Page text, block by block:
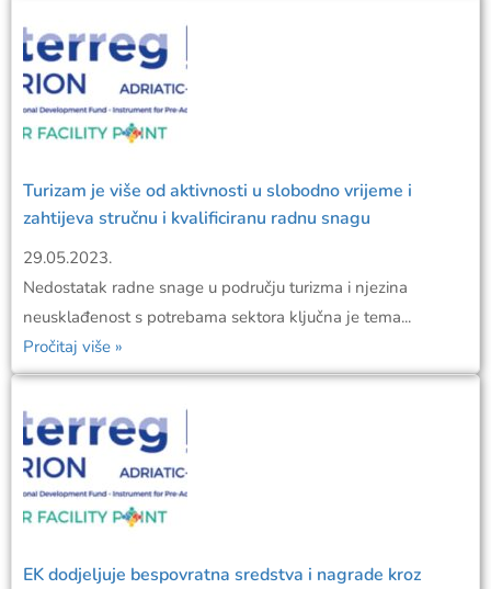
Turizam je više od aktivnosti u slobodno vrijeme i
zahtijeva stručnu i kvalificiranu radnu snagu
29.05.2023.
Nedostatak radne snage u području turizma i njezina
neusklađenost s potrebama sektora ključna je tema...
Pročitaj više »
EK dodjeljuje bespovratna sredstva i nagrade kroz